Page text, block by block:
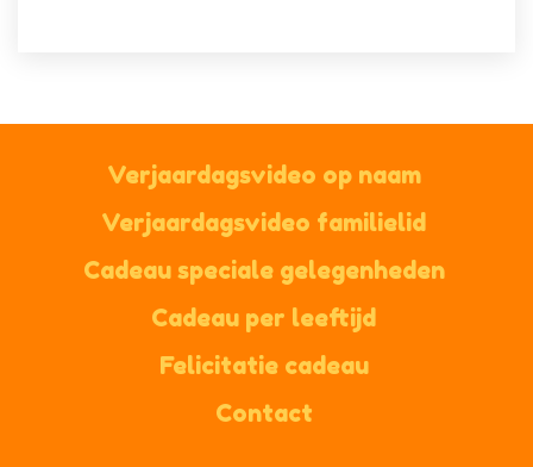
Verjaardagsvideo op naam
Verjaardagsvideo familielid
Cadeau speciale gelegenheden
Cadeau per leeftijd
Felicitatie cadeau
Contact